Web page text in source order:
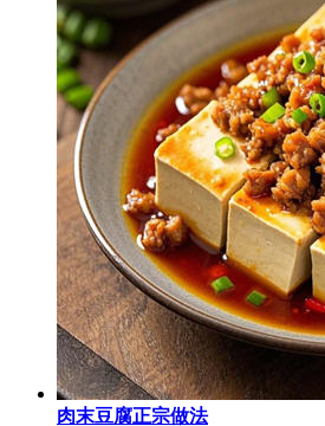
肉末豆腐正宗做法